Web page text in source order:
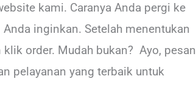
kami. Caranya Anda pergi ke
inginkan. Setelah menentukan
order. Mudah bukan? Ayo, pesan
pelayanan yang terbaik untuk